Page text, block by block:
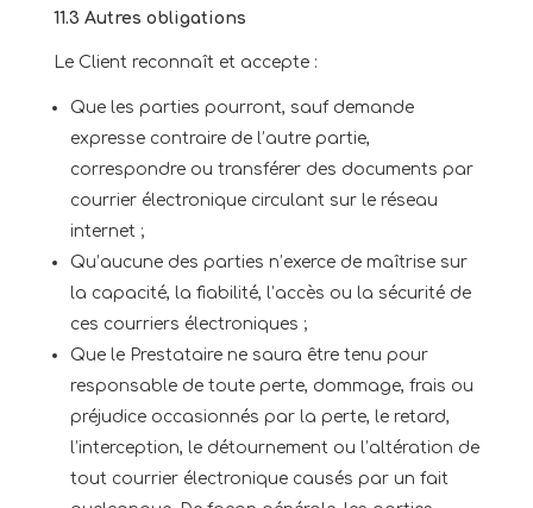
11.3 Autres obligations
Le Client reconnaît et accepte :
Que les parties pourront, sauf demande
expresse contraire de l’autre partie,
correspondre ou transférer des documents par
courrier électronique circulant sur le réseau
internet ;
Qu’aucune des parties n’exerce de maîtrise sur
la capacité, la fiabilité, l’accès ou la sécurité de
ces courriers électroniques ;
Que le Prestataire ne saura être tenu pour
responsable de toute perte, dommage, frais ou
préjudice occasionnés par la perte, le retard,
l’interception, le détournement ou l’altération de
tout courrier électronique causés par un fait